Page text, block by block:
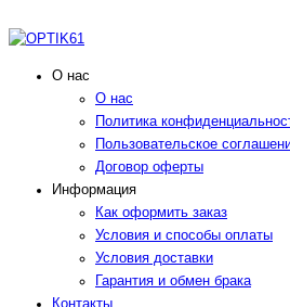
О нас
О нас
Политика
Пользовательское
Договор оферты
Информация
Как оформить заказ
Условия и способы оплаты
Условия доставки
Гарантия и обмен брака
Контакты